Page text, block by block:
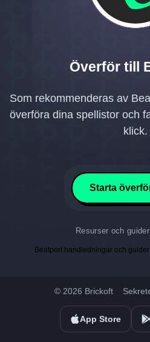
Överför till
Som rekommenderas av
överföra dina spellistor och
klick.
Starta
Resurser och
Beatport handledningar och
© 2026 Brickoft
App Store